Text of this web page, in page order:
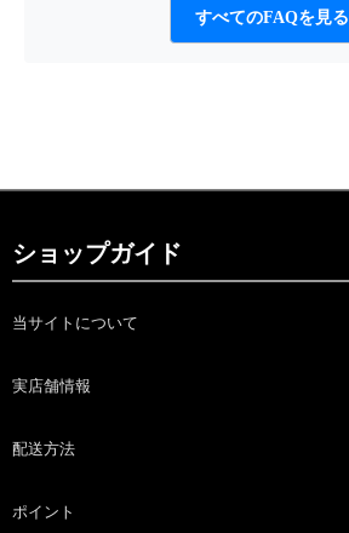
すべてのFAQを見る
ショップガイド
当サイトについて
実店舗情報
配送方法
ポイント